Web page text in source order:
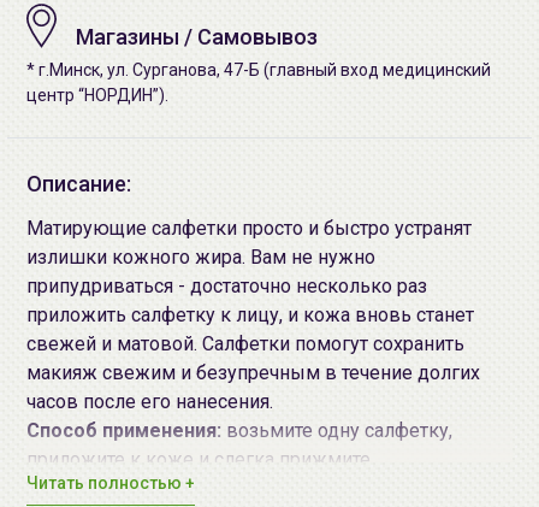
Магазины / Самовывоз
* г.Минск, ул. Сурганова, 47-Б (главный вход медицинский
центр “НОРДИН”).
Описание:
Матирующие салфетки просто и быстро устранят
излишки кожного жира. Вам не нужно
припудриваться - достаточно несколько раз
приложить салфетку к лицу, и кожа вновь станет
свежей и матовой. Салфетки помогут сохранить
макияж свежим и безупречным в течение долгих
часов после его нанесения.
Способ применения: возьмите одну салфетку,
приложите к коже и слегка прижмите.
Читать полностью +